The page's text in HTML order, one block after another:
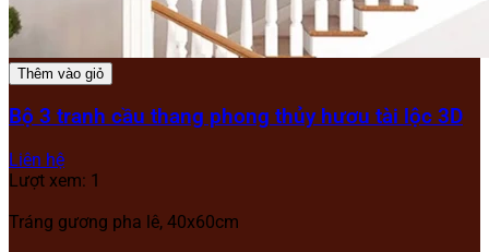
Thêm vào giỏ
Bộ 3 tranh cầu thang phong thủy hươu tài lộc 3D
Liên hệ
Lượt xem: 1
Tráng gương pha lê, 40x60cm